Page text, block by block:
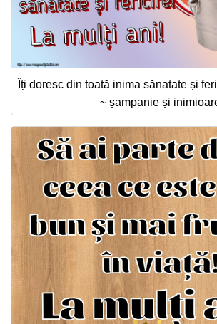
Îți doresc din toată inima sănatate și
~ șampanie și